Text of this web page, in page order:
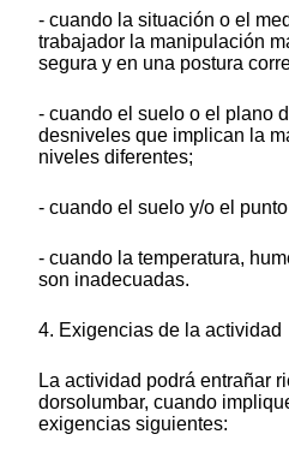
- cuando la situación o el
trabajador la manipulación
segura y en una postura
- cuando el suelo o el plano
desniveles que implican la
niveles diferentes;
- cuando el suelo y/o el
- cuando la temperatura,
son inadecuadas.
4. Exigencias de la actividad
La actividad podrá entrañar
dorsolumbar, cuando
exigencias siguientes: